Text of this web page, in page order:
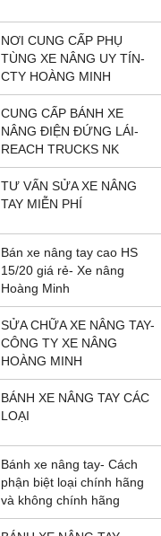
NƠI CUNG CẤP PHỤ
TÙNG XE NÂNG UY TÍN-
CTY HOÀNG MINH
CUNG CẤP BÁNH XE
NÂNG ĐIỆN ĐỨNG LÁI-
REACH TRUCKS NK
TƯ VẤN SỬA XE NÂNG
TAY MIỄN PHÍ
Bán xe nâng tay cao HS
15/20 giá rẻ- Xe nâng
Hoàng Minh
SỬA CHỮA XE NÂNG TAY-
CÔNG TY XE NÂNG
HOÀNG MINH
BÁNH XE NÂNG TAY CÁC
LOẠI
Bánh xe nâng tay- Cách
phận biệt loại chính hãng
và không chính hãng